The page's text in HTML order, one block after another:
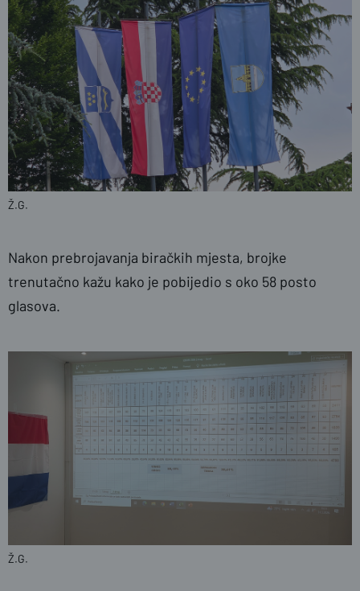
Ž.G.
Nakon prebrojavanja biračkih mjesta, brojke
trenutačno kažu kako je pobijedio s oko 58 posto
glasova.
Ž.G.